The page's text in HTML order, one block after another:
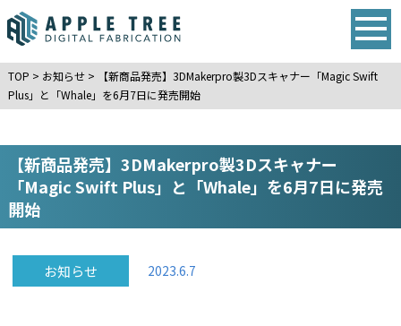
TOP > お知らせ>
【新商品発売】3DMakerpro製3Dスキャナー「Magic Swift
Plus」と「Whale」を6月7日に発売開始
【新商品発売】3DMakerpro製3Dスキャナー
「Magic Swift Plus」と「Whale」を6月7日に発売
開始
お知らせ 2023.6.7